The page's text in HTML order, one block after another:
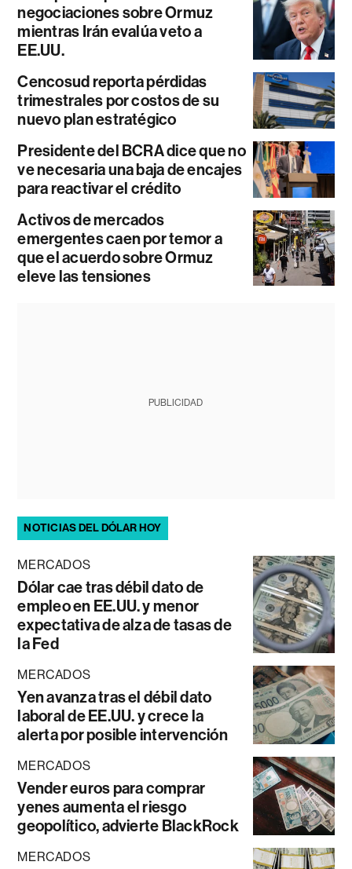
negociaciones sobre Ormuz
mientras Irán evalúa veto a
EE.UU.
Cencosud reporta pérdidas
trimestrales por costos de su
nuevo plan estratégico
Presidente del BCRA dice que no
ve necesaria una baja de encajes
para reactivar el crédito
Activos de mercados
emergentes caen por temor a
que el acuerdo sobre Ormuz
eleve las tensiones
PUBLICIDAD
NOTICIAS DEL DÓLAR HOY
MERCADOS
Dólar cae tras débil dato de
empleo en EE.UU. y menor
expectativa de alza de tasas de
la Fed
MERCADOS
Yen avanza tras el débil dato
laboral de EE.UU. y crece la
alerta por posible intervención
MERCADOS
Vender euros para comprar
yenes aumenta el riesgo
geopolítico, advierte BlackRock
MERCADOS